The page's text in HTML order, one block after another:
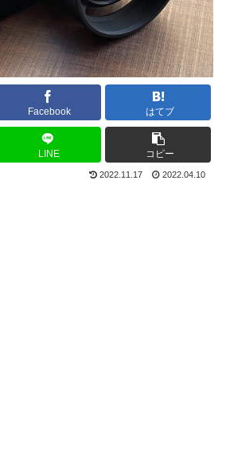
Facebook はてブ
LINE コピー
2022.11.17 2022.04.10